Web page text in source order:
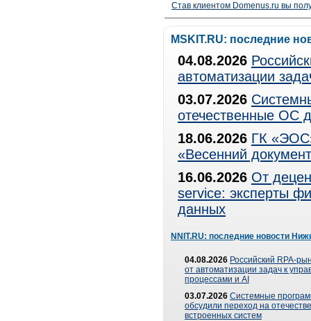
Став клиентом Domenus.ru вы
MSKIT.RU: последние
04.08.2026
автоматизации
03.07.2026
отечественные ОС
18.06.2026 ГК
«Весенний
16.06.2026 От
service: эксперты
данных
NNIT.RU: последние новости
04.08.2026 Российский RPA-
от автоматизации задач к
процессами и AI
03.07.2026 Системные
обсудили переход на
встроенных систем